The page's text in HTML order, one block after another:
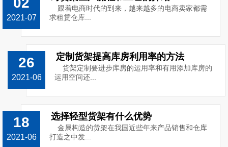
2021-07
跟着电商时代的到来，越来越多的电商卖家都需
求租赁仓库...
26
2021-06
定制货架提高库房利用率的方法
货架定制要进步库房的运用率和有用添加库房的
运用空间还...
18
2021-06
选择轻型货架有什么优势
金属构造的货架在我国近些年来产品销售和仓库
打造之中发...